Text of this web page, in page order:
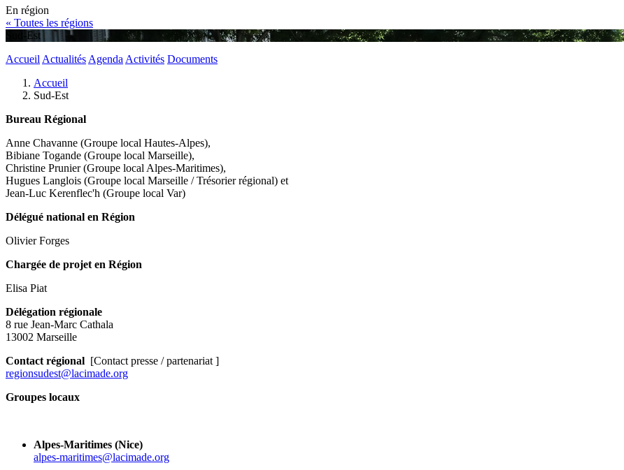
En région
« Toutes les régions
Sud-Est
Accueil Actualités Agenda Activités Documents
Accueil
Sud-Est
Bureau Régional
Anne Chavanne (Groupe local Hautes-Alpes),
Bibiane Togande (Groupe local Marseille),
Christine Prunier (Groupe local Alpes-Maritimes),
Hugues Langlois (Groupe local Marseille / Trésorier régional) et
Jean-Luc Kerenflec'h (Groupe local Var)
Délégué national en Région
Olivier Forges
Chargée de projet en Région
Elisa Piat
Délégation régionale
8 rue Jean-Marc Cathala
13002 Marseille
Contact régional [Contact presse / partenariat ]
regionsudest@lacimade.org
Groupes locaux
Alpes-Maritimes (Nice)
alpes-maritimes@lacimade.org